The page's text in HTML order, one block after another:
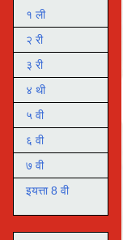
१ ली
२ री
३ री
४ थी
५ वी
६ वी
७ वी
इयत्ता 8 वी